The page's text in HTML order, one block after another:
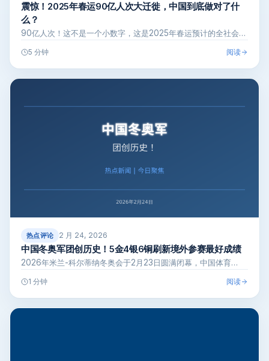
震惊！2025年春运90亿人次大迁徙，中国到底做对了什
么？
90亿人次！这不是一个小数字，这是2025年春运预计的全社会…
5 分钟 阅读
热点评论 2 月 24, 2026
中国冬奥军团创历史！5金4银6铜刷新境外参赛最好成绩
2026年米兰-科尔蒂纳冬奥会于2月23日圆满闭幕，中国体育…
1 分钟 阅读